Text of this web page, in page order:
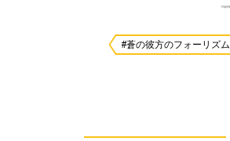
#蒼の彼方のフォーリズム